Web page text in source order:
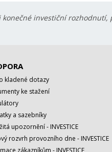
investiční
kladené dotazy
ke stažení
a sazebníky
upozornění - INVESTICE
rozvrh provozního dne - INVESTICE
zákazníkům - INVESTICE